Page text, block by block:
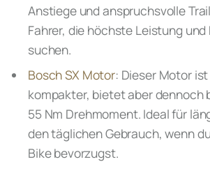
Anstiege und anspruchsvolle
Fahrer, die höchste Leistung
suchen.
Bosch SX Motor: Dieser Motor
kompakter, bietet aber dennoch
55 Nm Drehmoment. Ideal für
den täglichen Gebrauch, wenn
Bike bevorzugst.